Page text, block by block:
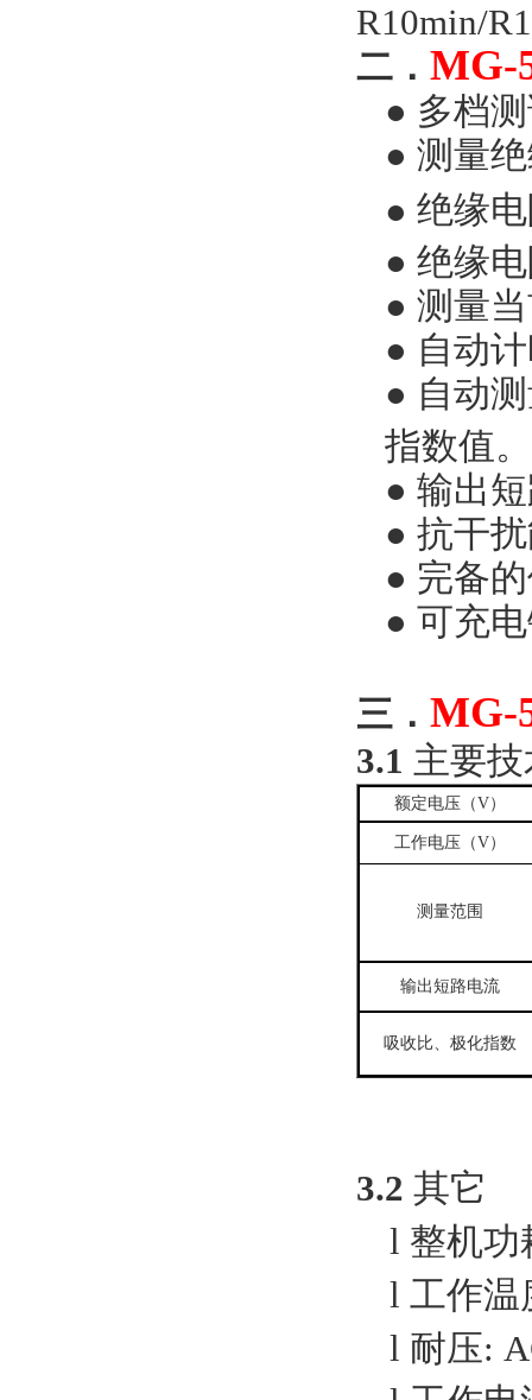
R10min/
二． MG-
● 多档
● 测量
● 绝缘
● 绝缘
● 测量
● 自动
● 自动
指数值。
● 输出
● 抗干
● 完备
● 可充
三． MG-
3.1 主要
额定电压（V）
工作电压（V）
测量范围
输出短路电流
吸收比、极化指数
3.2 其它
l 整机功
l 工作温
l 耐压: